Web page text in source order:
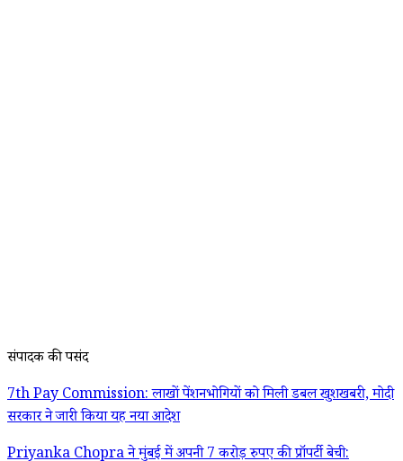
संपादक की पसंद
7th Pay Commission: लाखों पेंशनभोगियों को मिली डबल खुशखबरी, मोदी
सरकार ने जारी किया यह नया आदेश
Priyanka Chopra ने मुंबई में अपनी 7 करोड़ रुपए की प्रॉपर्टी बेची: